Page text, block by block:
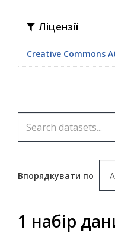
Ліцензії
Creative Commons
Впорядкувати по
1 набір